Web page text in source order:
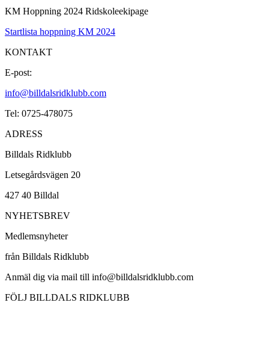
KM Hoppning 2024 Ridskoleekipage
Startlista hoppning KM 2024
KONTAKT
E-post:
info@billdalsridklubb.com
Tel: 0725-478075
ADRESS
Billdals Ridklubb
Letsegårdsvägen 20
427 40 Billdal
NYHETSBREV
Medlemsnyheter
från Billdals Ridklubb
Anmäl dig via mail till info@billdalsridklubb.com
FÖLJ BILLDALS RIDKLUBB